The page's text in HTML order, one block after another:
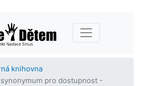
hlavnímu
obsahu
knihovna
pro dostupnost -